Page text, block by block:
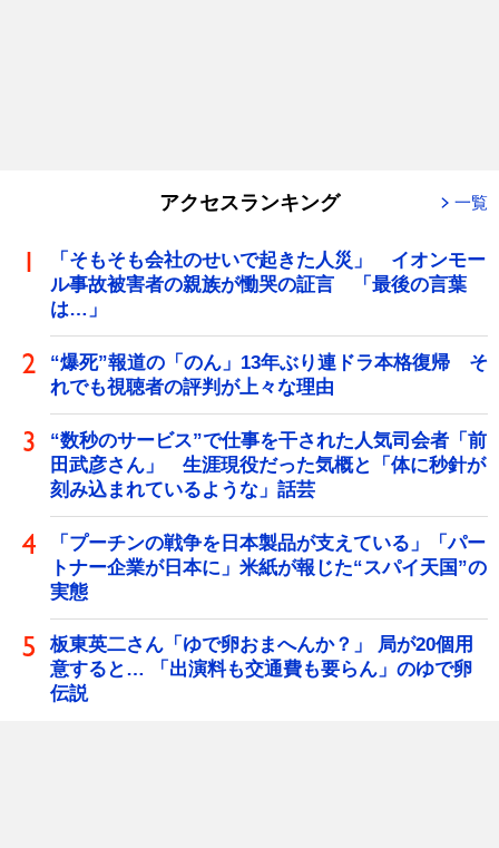
アクセスランキング 一覧
「そもそも会社のせいで起きた人災」 イオンモー
ル事故被害者の親族が慟哭の証言 「最後の言葉
は…」
“爆死”報道の「のん」13年ぶり連ドラ本格復帰 そ
れでも視聴者の評判が上々な理由
“数秒のサービス”で仕事を干された人気司会者「前
田武彦さん」 生涯現役だった気概と「体に秒針が
刻み込まれているような」話芸
「プーチンの戦争を日本製品が支えている」「パー
トナー企業が日本に」米紙が報じた“スパイ天国”の
実態
板東英二さん「ゆで卵おまへんか？」 局が20個用
意すると… 「出演料も交通費も要らん」のゆで卵
伝説